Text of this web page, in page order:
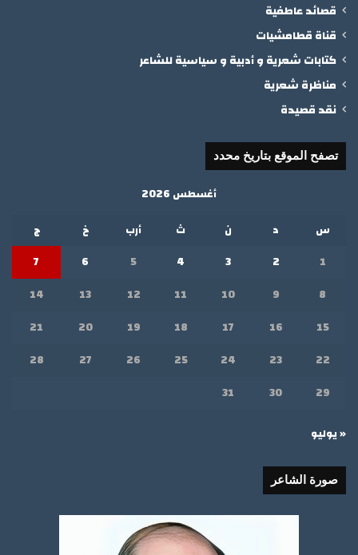
قصائد عاطفية
قناة قطامشيات
كتابات شعرية و أدبية و سياسية للشاعر
مناظرة شعرية
نقد قصيدة
تصفح الموقع بتاريخ محدد
أغسطس 2026
س
د ن ث أرب خ
ج
1
2
3
4
5
6
7
8
9
10
11
12
13
14
15
16
17
18
19
20
21
22
23
24
25
26
27
28
29
30
31
« يوليو
صورة الشاعر